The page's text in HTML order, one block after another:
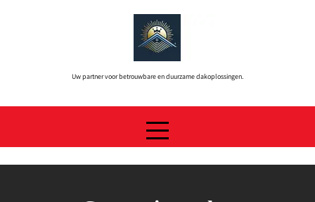
Uw partner voor betrouwbare en duurzame dakoplossingen.